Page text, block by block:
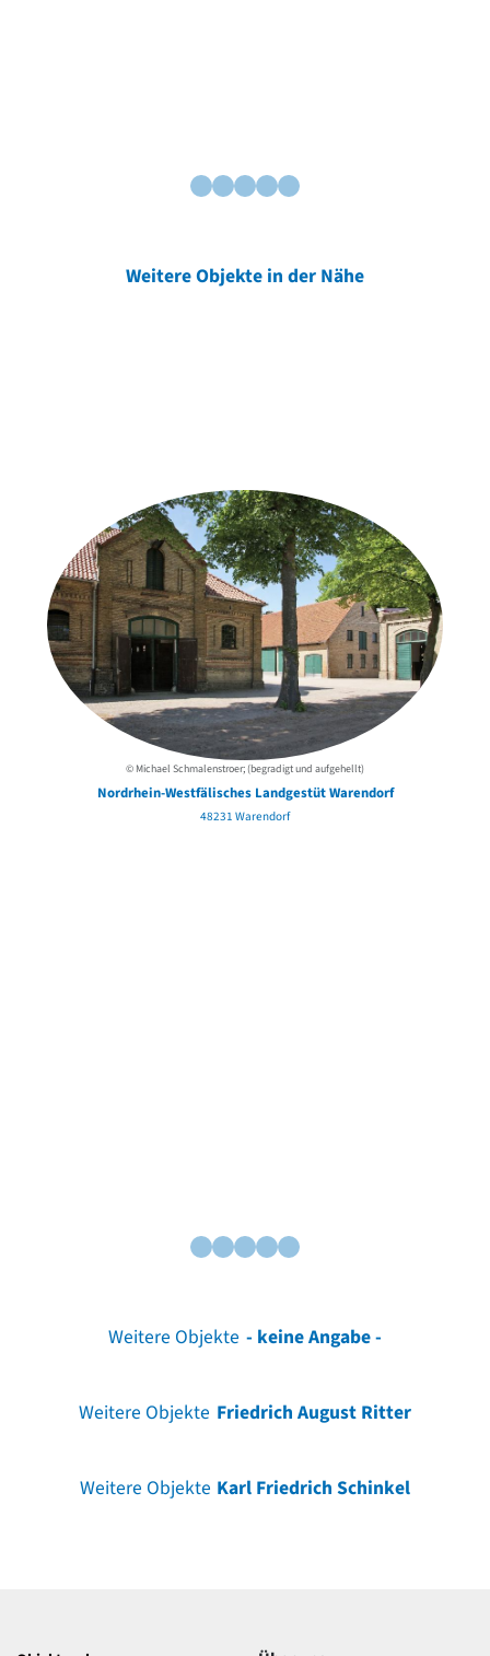
Weitere Objekte in der Nähe
© Michael Schmalenstroer; (begradigt und aufgehellt)
Nordrhein-Westfälisches Landgestüt Warendorf
48231 Warendorf
Weitere Objekte - keine Angabe -
Weitere Objekte Friedrich August Ritter
Weitere Objekte Karl Friedrich Schinkel